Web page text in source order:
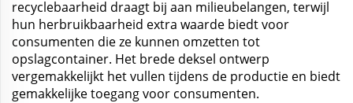
recyclebaarheid draagt bij aan milieubelangen, terwijl
hun herbruikbaarheid extra waarde biedt voor
consumenten die ze kunnen omzetten tot
opslagcontainer. Het brede deksel ontwerp
vergemakkelijkt het vullen tijdens de productie en biedt
gemakkelijke toegang voor consumenten.